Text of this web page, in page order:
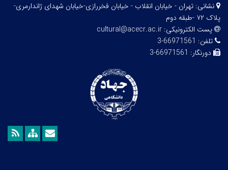
نشانی: تهران - خیابان انقلاب - خیابان فخررازی-خیابان شهدای ژاندارمری-
پلاک ۷۲ -طبقه دوم
پست الکترونیکی: cultural@acecr.ac.ir
تلفن: 66971561-3
دورنگار: 66971561-3